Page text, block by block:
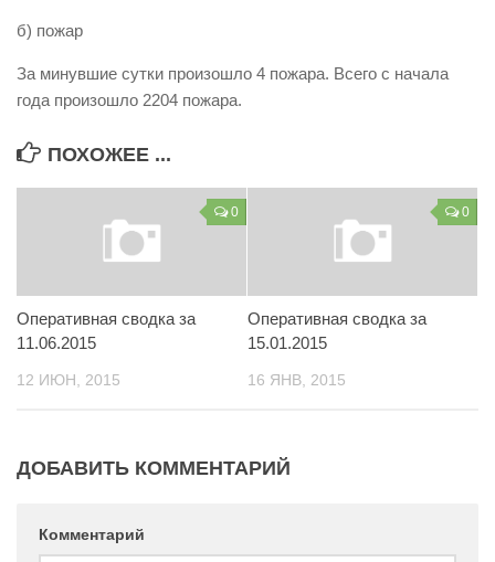
Наша работа
Вакансии
б) пожар
За минувшие сутки произошло 4 пожара. Всего с начала
года произошло 2204 пожара.
ПОХОЖЕЕ ...
0
Оперативная сводка за
11.06.2015
12 ИЮН, 2015
0
Оперативная сводка за
15.01.2015
16 ЯНВ, 2015
ДОБАВИТЬ КОММЕНТАРИЙ
Комментарий